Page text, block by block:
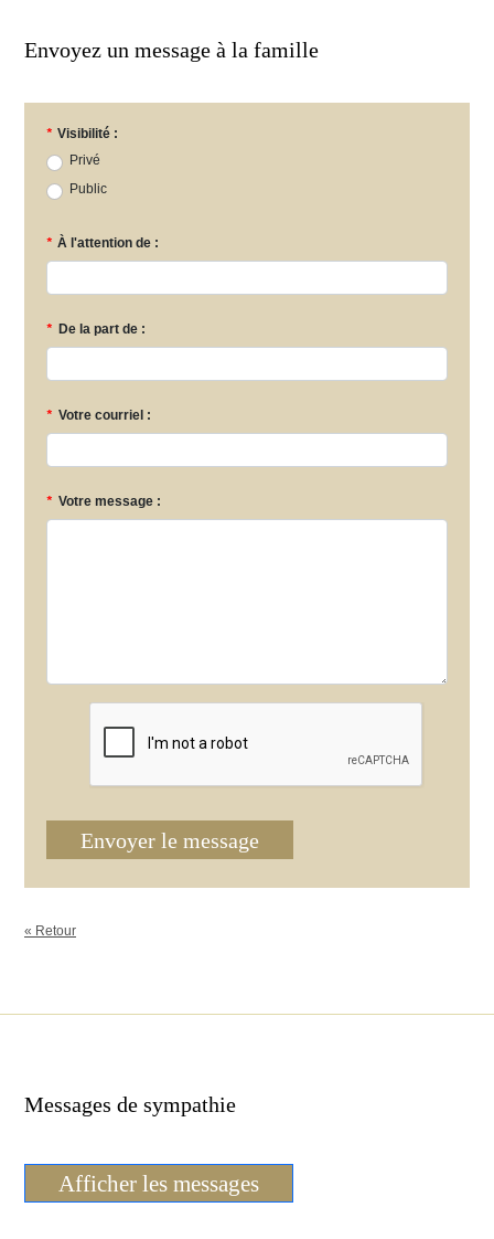
Envoyez un message à la famille
* Visibilité :
Privé
Public
* À l'attention de :
* De la part de :
* Votre courriel :
* Votre message :
Envoyer le message
« Retour
Messages de sympathie
Afficher les messages